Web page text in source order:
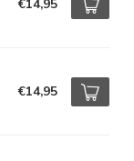
€14,95
€14,95